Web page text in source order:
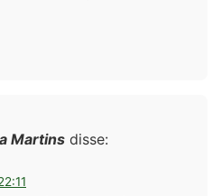
Martins disse: